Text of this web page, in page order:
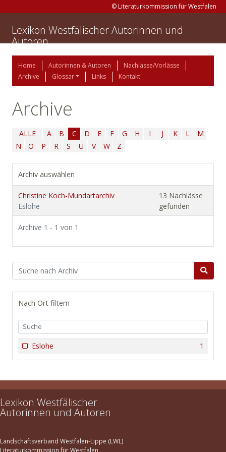
© Literaturkommission für Westfalen
Lexikon Westfälischer Autorinnen und
Autoren
Home Autorinnen & Autoren
Nachlässe/Vorlässe
Archive
Glossar Links Kontakt
Archive
ALLE A B C D E F G H I J K L
M
N
O P R S U V W Z
Archiv auswählen
Christine Koch-Mundartarchiv
Eslohe
13 Nachlässe
gefunden
Archive 1 - 1 von 1
Nach Ort filtern
1
Eslohe
Lexikon Westfälischer
Autorinnen und Autoren
Landschaftsverband Westfalen-Lippe (LWL)
Literaturkommission für Westfalen